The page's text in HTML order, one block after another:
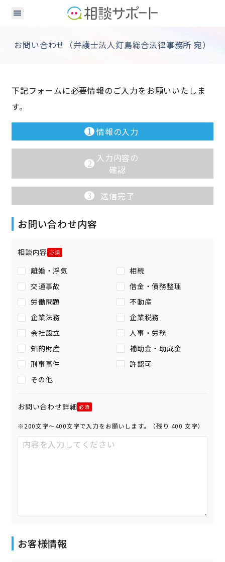
お問い合わせ（弁護士法人釘島総合法律事務所 宛）
下記フォームに必要情報のご入力をお願いいたしま
す。
1 情報の入力
2 入力内容の
確認
3 送信完了
お問い合わせ内容
相談内容
離婚・浮気
相続
交通事故
借金・債務整理
労働問題
不動産
企業法務
企業税務
会社設立
人事・労務
知的財産
補助金・助成金
刑事事件
許認可
その他
お問い合わせ詳細
※200文字〜400文字で入力をお願いします。（残り 400 文字）
お客様情報